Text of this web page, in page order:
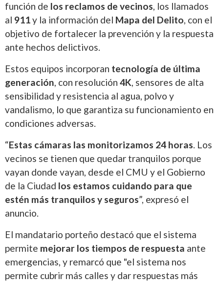
función de los reclamos de vecinos, los llamados
al 911y la información del Mapa del Delito, con el
objetivo de fortalecer la prevención y la respuesta
ante hechos delictivos.
Estos equipos incorporan tecnología de última
generación, con resolución 4K, sensores de alta
sensibilidad y resistencia al agua, polvo y
vandalismo, lo que garantiza su funcionamiento en
condiciones adversas.
“Estas cámaras las monitorizamos 24 horas. Los
vecinos se tienen que quedar tranquilos porque
vayan donde vayan, desde el CMU y el Gobierno
de la Ciudad los estamos cuidando para que
estén más tranquilos y seguros”, expresó el
anuncio.
El mandatario porteño destacó que el sistema
permite mejorar los tiempos de respuesta ante
emergencias, y remarcó que "el sistema nos
permite cubrir más calles y dar respuestas más